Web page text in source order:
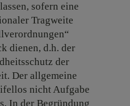
sofern eine
Tragweite
dienen, d.h. der
der
Der allgemeine
nicht Aufgabe
In der Begründung